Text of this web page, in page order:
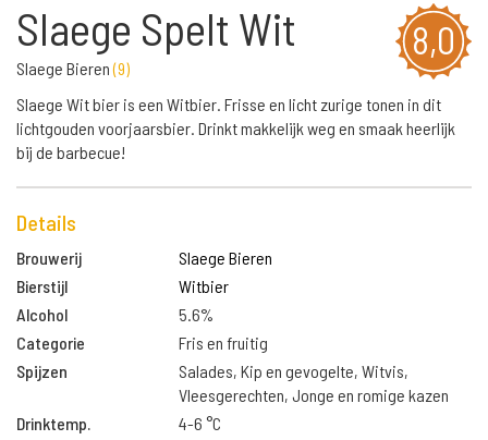
8,0
Slaege Spelt Wit
Slaege Bieren(9)
Slaege Wit bier is een Witbier. Frisse en licht zurige tonen in dit
lichtgouden voorjaarsbier. Drinkt makkelijk weg en smaak heerlijk
bij de barbecue!
Details
Brouwerij
Slaege Bieren
Bierstijl
Witbier
Alcohol
5.6%
Categorie
Fris en fruitig
Spijzen
Salades, Kip en gevogelte, Witvis,
Vleesgerechten, Jonge en romige kazen
Drinktemp.
4-6 °C